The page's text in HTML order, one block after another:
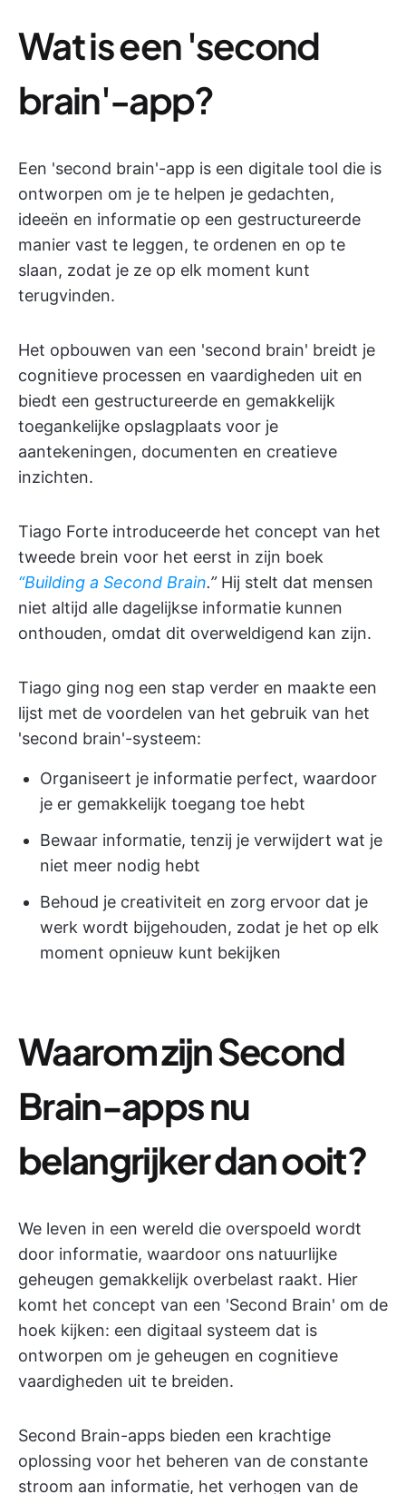
Wat is een 'second
brain'-app?
Een 'second brain'-app is een digitale tool die is
ontworpen om je te helpen je gedachten,
ideeën en informatie op een gestructureerde
manier vast te leggen, te ordenen en op te
slaan, zodat je ze op elk moment kunt
terugvinden.
Het opbouwen van een 'second brain' breidt je
cognitieve processen en vaardigheden uit en
biedt een gestructureerde en gemakkelijk
toegankelijke opslagplaats voor je
aantekeningen, documenten en creatieve
inzichten.
Tiago Forte introduceerde het concept van het
tweede brein voor het eerst in zijn boek
“Building a Second Brain.”Hij stelt dat mensen
niet altijd alle dagelijkse informatie kunnen
onthouden, omdat dit overweldigend kan zijn.
Tiago ging nog een stap verder en maakte een
lijst met de voordelen van het gebruik van het
'second brain'-systeem:
Organiseert je informatie perfect, waardoor
je er gemakkelijk toegang toe hebt
Bewaar informatie, tenzij je verwijdert wat je
niet meer nodig hebt
Behoud je creativiteit en zorg ervoor dat je
werk wordt bijgehouden, zodat je het op elk
moment opnieuw kunt bekijken
Waarom zijn Second
Brain-apps nu
belangrijker dan ooit?
We leven in een wereld die overspoeld wordt
door informatie, waardoor ons natuurlijke
geheugen gemakkelijk overbelast raakt. Hier
komt het concept van een 'Second Brain' om de
hoek kijken: een digitaal systeem dat is
ontworpen om je geheugen en cognitieve
vaardigheden uit te breiden.
Second Brain-apps bieden een krachtige
oplossing voor het beheren van de constante
stroom aan informatie, het verhogen van de